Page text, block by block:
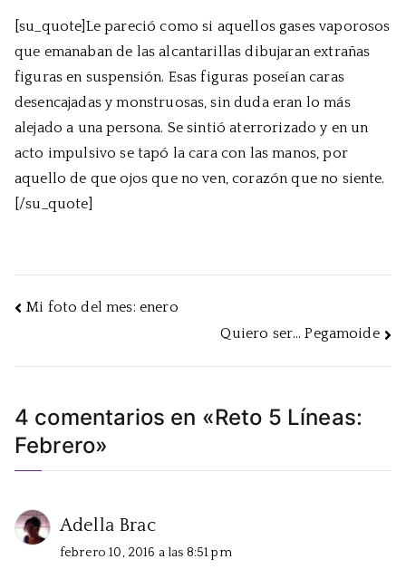
[su_quote]Le pareció como si aquellos gases vaporosos
que emanaban de las alcantarillas dibujaran extrañas
figuras en suspensión. Esas figuras poseían caras
desencajadas y monstruosas, sin duda eran lo más
alejado a una persona. Se sintió aterrorizado y en un
acto impulsivo se tapó la cara con las manos, por
aquello de que ojos que no ven, corazón que no siente.
[/su_quote]
Navegación
Mi foto del mes: enero
Quiero ser… Pegamoide
4 comentarios en «Reto 5 Líneas:
Febrero»
Adella Brac
febrero 10, 2016 a las 8:51 pm